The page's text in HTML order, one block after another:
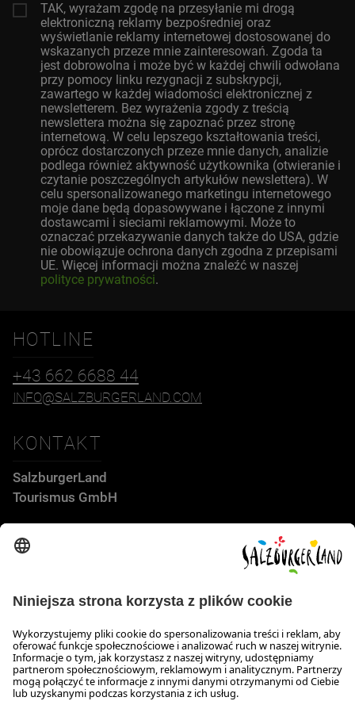
TAK, wyrażam zgodę na przesyłanie mi drogą
elektroniczną reklamy bezpośredniej oraz
wyświetlanie reklamy internetowej dostosowanej do
wskazanych przeze mnie zainteresowań. Zgoda ta
jest dobrowolna i może być w każdej chwili odwołana
przy pomocy linku rezygnacji z subskrypcji,
zawartego w każdej wiadomości elektronicznej z
newsletterem. Bez wyrażenia zgody z treścią
newslettera można się zapoznać przez stronę
internetową. W celu lepszego kształtowania treści,
oprócz dostarczonych przeze mnie danych, analizie
podlega również aktywność użytkownika (otwieranie i
czytanie poszczególnych artykułów newslettera). W
celu spersonalizowanego marketingu internetowego
moje dane będą dopasowywane i łączone z innymi
dostawcami i sieciami reklamowymi. Może to
oznaczać przekazywanie danych także do USA, gdzie
nie obowiązuje ochrona danych zgodna z przepisami
UE. Więcej informacji można znaleźć w naszej
polityce prywatności.
HOTLINE
+43 662 6688 44
INFO@SALZBURGERLAND.COM
KONTAKT
SalzburgerLand
Tourismus GmbH
Wiener Bundesstraße 23
5300 Hallwang
GODZINY OTWARCIA
Skontaktuj się z nami!